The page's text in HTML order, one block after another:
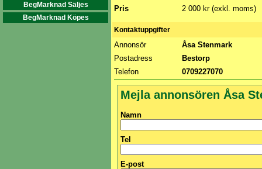
BegMarknad Säljes
BegMarknad Köpes
Pris 2 000 kr (exkl. moms)
Kontaktuppgifter
Annonsör
Åsa Stenmark
Postadress
Bestorp
Telefon
0709227070
Mejla annonsören Åsa
Namn
Tel
E-post